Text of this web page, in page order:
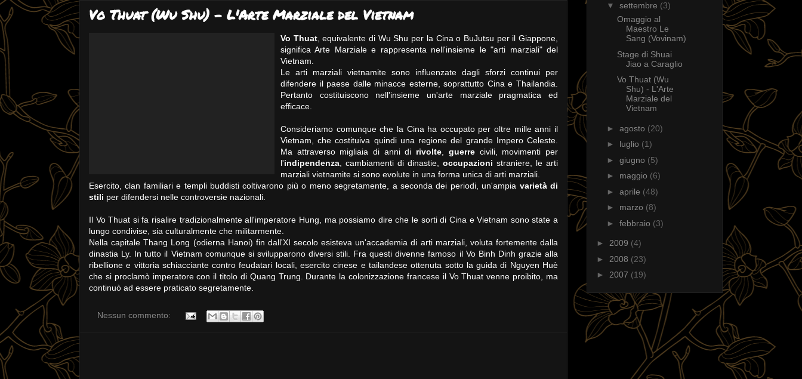
Vo Thuat (Wu Shu) - L'Arte Marziale del Vietnam
Vo Thuat, equivalente di Wu Shu per la Cina o BuJutsu per il Giappone,
significa Arte Marziale e rappresenta nell'insieme le "arti marziali" del
Vietnam.
Le arti marziali vietnamite sono influenzate dagli sforzi continui per
difendere il paese dalle minacce esterne, soprattutto Cina e Thailandia.
Pertanto costituiscono nell'insieme un'arte marziale pragmatica ed
efficace.
Consideriamo comunque che la Cina ha occupato per oltre mille anni il
Vietnam, che costituiva quindi una regione del grande Impero Celeste.
Ma attraverso migliaia di anni di rivolte guerrecivili, movimenti per
l'indipendenza , cambiamenti di dinastie, occupazioni straniere, le arti
marziali vietnamite si sono evolute in una forma unica di arti marziali.
Esercito, clan familiari e templi buddisti coltivarono più o meno segretamente, a seconda dei periodi, un'ampia varietà di
stili per difendersi nelle controversie nazionali.
Il Vo Thuat si fa risalire tradizionalmente all'imperatore Hung, ma possiamo dire che le sorti di Cina e Vietnam sono state a
lungo condivise, sia culturalmente che militarmente.
Nella capitale Thang Long (odierna Hanoi) fin dall'XI secolo esisteva un'accademia di arti marziali, voluta fortemente dalla
dinastia Ly. In tutto il Vietnam comunque si svilupparono diversi stili. Fra questi divenne famoso il Vo Binh Dinh grazie alla
ribellione e vittoria schiacciante contro feudatari locali, esercito cinese e tailandese ottenuta sotto la guida di Nguyen Huè
che si proclamò imperatore con il titolo di Quang Trung. Durante la colonizzazione francese il Vo Thuat venne proibito, ma
continuò ad essere praticato segretamente.
Nessun commento:
▼ settembre (3)
Omaggio al
Maestro Le
Sang (Vovinam)
Stage di Shuai
Jiao a Caraglio
Vo Thuat (Wu
Shu) - L'Arte
Marziale del
Vietnam
► agosto (20)
► luglio (1)
► giugno (5)
► maggio (6)
► aprile (48)
► marzo (8)
► febbraio (3)
► 2009 (4)
► 2008 (23)
► 2007 (19)